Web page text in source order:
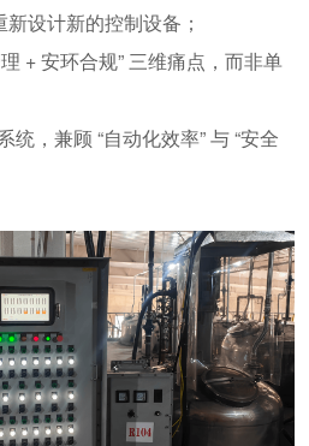
新设计新的控制设备 ；
+安环合规”三维痛点，而非单
统，兼顾 “自动化效率”与“安全